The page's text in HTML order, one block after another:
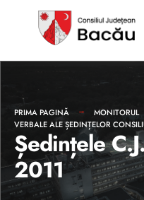
PRIMA PAGINĂ MONITORUL
VERBALE ALE ȘEDINȚELOR
Ședințele
2011